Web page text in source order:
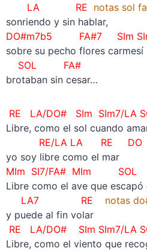
LA RE notas sol
sonriendo y sin hablar,
DO#m7b5 FA#7 SIm
sobre su pecho flores carmesí
SOL FA#
brotaban sin cesar…
RE LA/DO# SIm SIm7/LA
Libre, como el sol cuando
RE/LA LA RE DO
yo soy libre como el mar
MIm SI7/FA# MIm
Libre como el ave que escapó
LA7 RE
notas
y puede al fin volar
RE LA/DO# SIm SIm7/LA
Libre, como el viento que